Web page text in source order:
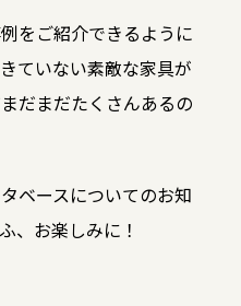
をご紹介できるように
ていない素敵な家具が
だまだたくさんあるの
ベースについてのお知
、お楽しみに！